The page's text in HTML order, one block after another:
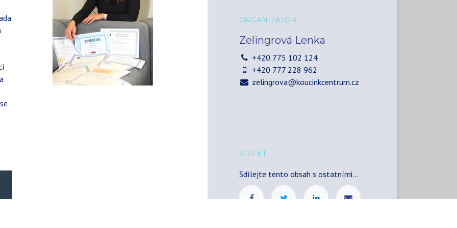
ORGANIZÁTOR
Zelingrová Lenka
+420 775 102 124
+420 777 228 962
zelingrova@koucinkcentrum.cz
SDÍLET
Sdílejte tento obsah s ostatními...